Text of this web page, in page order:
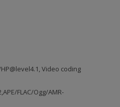
Video coding
FLAC/Ogg/AMR-